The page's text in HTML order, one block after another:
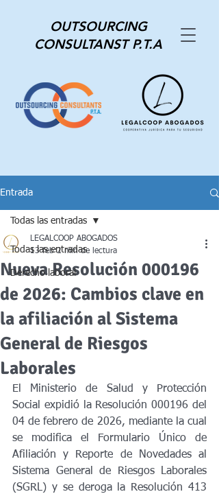
OUTSOURCING
CONSULTANST P.T.A
Entrada
Todas las entradas
Derecho laboral
Todas las entradas
Nueva Resolución 000196
de 2026: Cambios clave en
la afiliación al Sistema
General de Riesgos
Laborales
LEGALCOOP ABOGADOS
13 feb 2 min de lectura
El Ministerio de Salud y Protección
Social expidió la Resolución 000196 del
04 de febrero de 2026, mediante la cual
se modifica el Formulario Único de
Afiliación y Reporte de Novedades al
Sistema General de Riesgos Laborales
(SGRL) y se deroga la Resolución 413